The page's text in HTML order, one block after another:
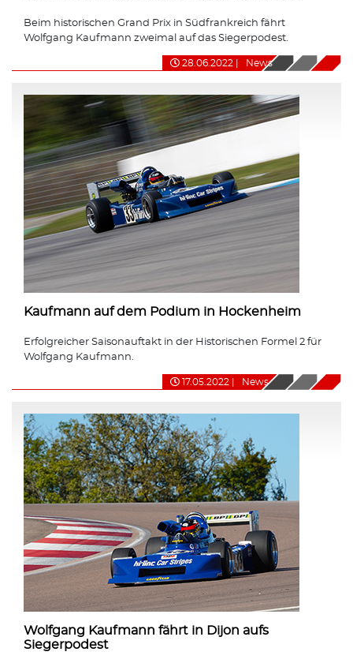
Beim historischen Grand Prix in Südfrankreich fährt
Wolfgang Kaufmann zweimal auf das Siegerpodest.
28.06.2022 News
Kaufmann auf dem Podium in Hockenheim
Erfolgreicher Saisonauftakt in der Historischen Formel 2 für
Wolfgang Kaufmann.
17.05.2022 News
Wolfgang Kaufmann fährt in Dijon aufs
Siegerpodest